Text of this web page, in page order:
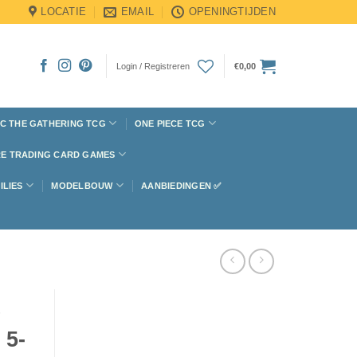
LOCATIE EMAIL OPENINGTIJDEN
Login / Registreren €0,00
THE GATHERING TCG ONE PIECE TCG
TRADING CARD GAMES
MODELBOUW AANBIEDINGEN ✅